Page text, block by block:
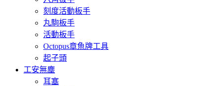
刻度活動板手
丸駒板手
活動板手
Octopus章魚牌工具
起子頭
工安無塵
耳塞